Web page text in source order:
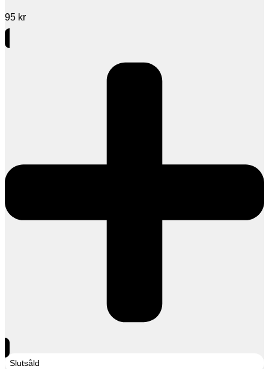
95 kr
Slutsåld